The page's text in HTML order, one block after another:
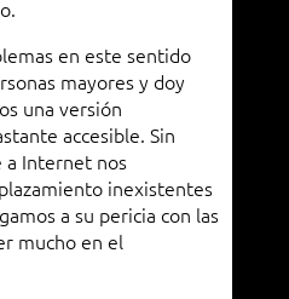
en este sentido
mayores y doy
una versión
accesible. Sin
a Internet nos
inexistentes
a su pericia con las
mucho en el